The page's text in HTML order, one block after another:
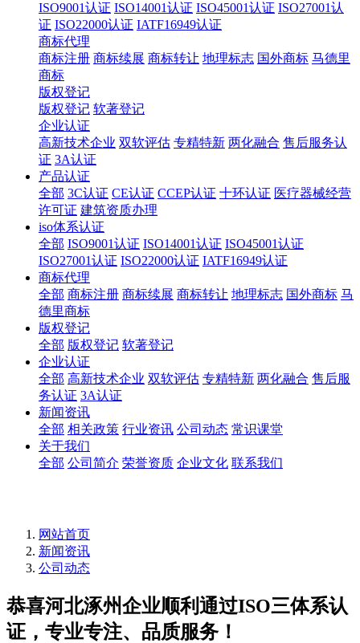
ISO9001认证 ISO14001认证 ISO45001认证 ISO27001认
证 ISO22000认证 IATF16949认证
商标代理
商标注册 商标续展 商标转让 地理标志 国外商标 马德里
商标
版权登记
版权登记 软著登记
企业认证
高新技术企业 双软评估 专精特新 两化融合 售后服务认
证 3A认证
产品认证
全部 3C认证 CE认证 CCEP认证 十环认证 医疗器械经营
许可证 建筑资质办理
iso体系认证
全部 ISO9001认证 ISO14001认证 ISO45001认证
ISO27001认证 ISO22000认证 IATF16949认证
商标代理
全部 商标注册 商标续展 商标转让 地理标志 国外商标 马
德里商标
版权登记
全部 版权登记 软著登记
企业认证
全部 高新技术企业 双软评估 专精特新 两化融合 售后服
务认证 3A认证
新闻资讯
全部 相关政策 行业资讯 公司动态 常识课堂
关于我们
全部 公司简介 荣誉资质 企业文化 联系我们
网站首页
新闻资讯
公司动态
​恭喜河北涿州企业顺利通过ISO三体系认
证，专业专注、品质服务！